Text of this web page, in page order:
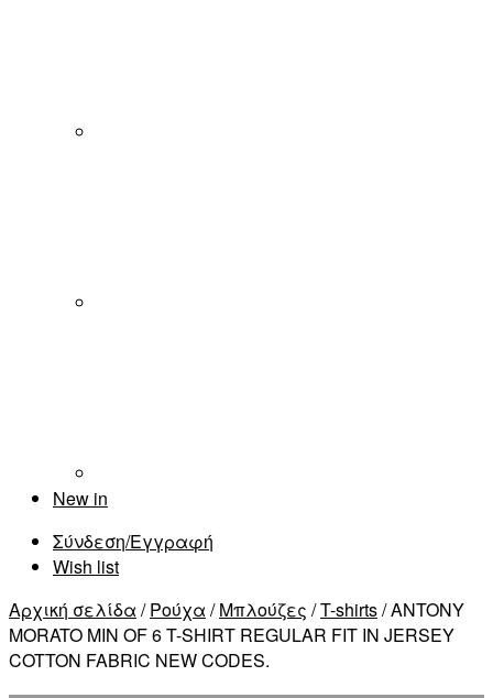
New in
Σύνδεση/Εγγραφή
Wish list
Αρχική σελίδα /Ρούχα /Μπλούζες /T-shirts/ ANTONY
MORATO MIN OF 6 T-SHIRT REGULAR FIT IN JERSEY
COTTON FABRIC NEW CODES.